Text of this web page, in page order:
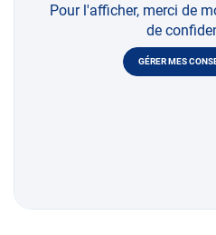
Pour l'afficher, merci de
de
GÉRER MES